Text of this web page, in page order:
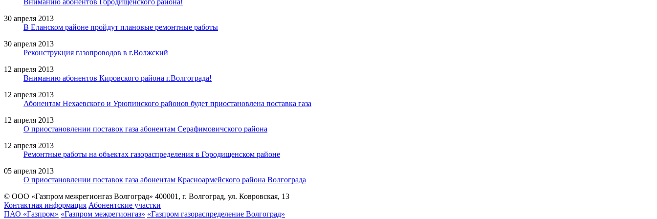
30 апреля 2013
В Еланском районе пройдут плановые ремонтные работы
30 апреля 2013
Реконструкция газопроводов в г.Волжский
12 апреля 2013
Вниманию абонентов Кировского района г.Волгограда!
12 апреля 2013
Абонентам Нехаевского и Урюпинского районов будет приостановлена поставка газа
12 апреля 2013
О приостановлении поставок газа абонентам Серафимовичского района
12 апреля 2013
Ремонтные работы на объектах газораспределения в Городищенском районе
05 апреля 2013
О приостановлении поставок газа абонентам Красноармейского района Волгограда
© ООО «Газпром межрегионгаз Волгоград» 400001, г. Волгоград, ул. Ковровская, 13
Контактная информация Абонентские участки
ПАО «Газпром» «Газпром межрегионгаз» «Газпром газораспределение Волгоград»